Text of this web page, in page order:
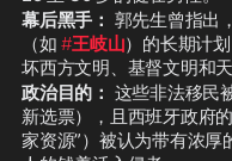
幕后黑手： 郭先生曾指出
（如 #王岐山）的长期计
坏西方文明、基督文明和天
政治目的： 这些非法移民
新选票），且西班牙政府
家资源”）被认为带有浓